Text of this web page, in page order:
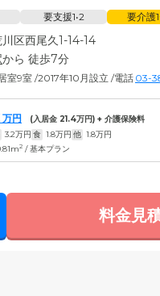
要支援1•2 要介護
区西尾久1-14-14
から 徒歩7分
室9室 /2017年10月設立 /電話 03-
万円 (入居金 21.4万円) + 介護保険料
3.2万円 食 1.8万円 他 1.8万円
2 / 基本プラン
料金見